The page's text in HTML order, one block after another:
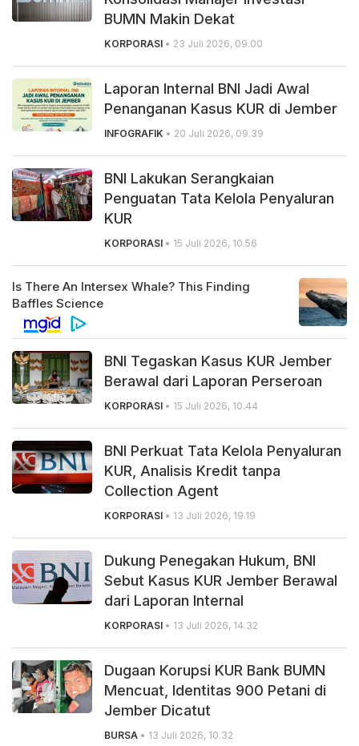
BUMN Makin Dekat
KORPORASI • 23 Juli 2026, 09.00
Laporan Internal BNI Jadi Awal
Penanganan Kasus KUR di Jember
INFOGRAFIK • 20 Juli 2026, 09.39
BNI Lakukan Serangkaian
Penguatan Tata Kelola Penyaluran
KUR
KORPORASI • 15 Juli 2026, 10.56
BNI Tegaskan Kasus KUR Jember
Berawal dari Laporan Perseroan
KORPORASI • 15 Juli 2026, 10.44
BNI Perkuat Tata Kelola Penyaluran
KUR, Analisis Kredit tanpa
Collection Agent
KORPORASI • 13 Juli 2026, 19.19
Dukung Penegakan Hukum, BNI
Sebut Kasus KUR Jember Berawal
dari Laporan Internal
KORPORASI • 13 Juli 2026, 14.32
Dugaan Korupsi KUR Bank BUMN
Mencuat, Identitas 900 Petani di
Jember Dicatut
BURSA • 13 Juli 2026, 10.32